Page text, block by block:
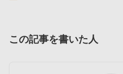
この記事を書いた人